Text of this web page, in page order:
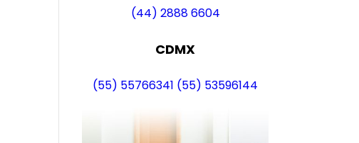
(44) 2888 6604
CDMX
(55) 55766341 (55) 53596144